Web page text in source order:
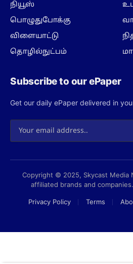
நியூஸ்
பொழுதுபோக்கு
விளையாட்டு
தொழில்நுட்பம்
Subscribe to our ePaper
Get our daily ePaper delivered in
Copyright © 2025, Skycast Media
affiliated brands and
Privacy Policy Terms